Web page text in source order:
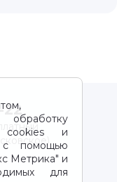
cookies и
с помощью
Метрика" и
для